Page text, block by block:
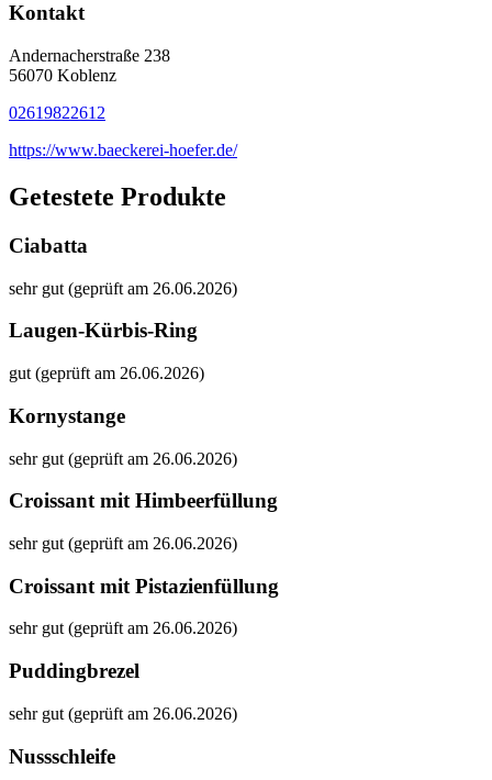
Kontakt
Andernacherstraße 238
56070 Koblenz
02619822612
https://www.baeckerei-hoefer.de/
Getestete Produkte
Ciabatta
sehr gut (geprüft am 26.06.2026)
Laugen-Kürbis-Ring
gut (geprüft am 26.06.2026)
Kornystange
sehr gut (geprüft am 26.06.2026)
Croissant mit Himbeerfüllung
sehr gut (geprüft am 26.06.2026)
Croissant mit Pistazienfüllung
sehr gut (geprüft am 26.06.2026)
Puddingbrezel
sehr gut (geprüft am 26.06.2026)
Nussschleife